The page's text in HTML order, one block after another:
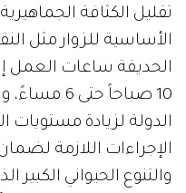
تقليل الكثافة
الأساسية للزوار مثل
10 صباحاً
الدولة لزيادة مستويات
الإجراءات اللازمة
والتنوع الحيواني الكبير